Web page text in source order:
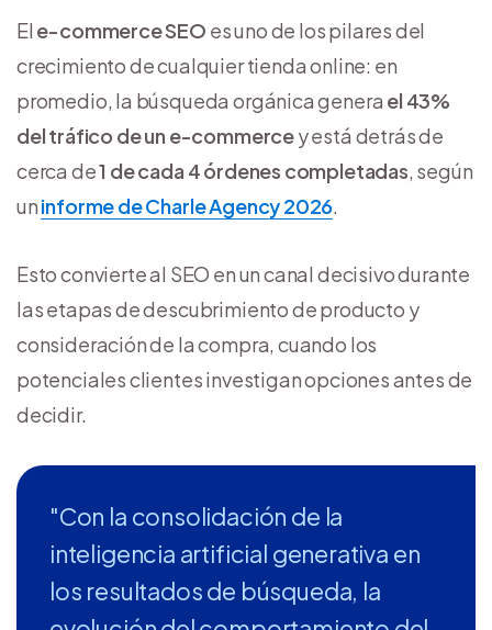
El e-commerce SEO es uno de los pilares del
crecimiento de cualquier tienda online: en
promedio, la búsqueda orgánica genera el 43%
del tráfico de un e-commercey está detrás de
cerca de1 de cada 4 órdenes completadas, según
uninforme de Charle Agency 2026.
Esto convierte al SEO en un canal decisivo durante
las etapas de descubrimiento de producto y
consideración de la compra, cuando los
potenciales clientes investigan opciones antes de
decidir.
"Con la consolidación de la
inteligencia artificial generativa en
los resultados de búsqueda, la